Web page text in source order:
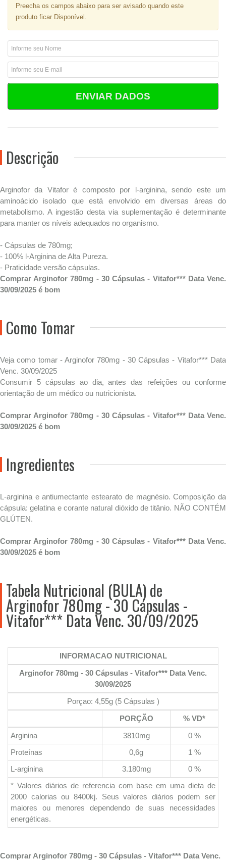
Preecha os campos abaixo para ser avisado quando este
produto ficar Disponível.
ENVIAR DADOS
Descrição
Arginofor da Vitafor é composto por l-arginina, sendo este um
aminoácido isolado que está envolvido em diversas áreas do
metabolismo. A ingestão desta via suplementação é determinante
para manter os níveis adequados no organismo.
- Cápsulas de 780mg;
- 100% l-Arginina de Alta Pureza.
- Praticidade versão cápsulas.
Comprar Arginofor 780mg - 30 Cápsulas - Vitafor*** Data Venc.
30/09/2025 é bom
Como Tomar
Veja como tomar - Arginofor 780mg - 30 Cápsulas - Vitafor*** Data
Venc. 30/09/2025
Consumir 5 cápsulas ao dia, antes das refeições ou conforme
orientação de um médico ou nutricionista.
Comprar Arginofor 780mg - 30 Cápsulas - Vitafor*** Data Venc.
30/09/2025 é bom
Ingredientes
L-arginina e antiumectante estearato de magnésio. Composição da
cápsula: gelatina e corante natural dióxido de titânio. NÃO CONTÉM
GLÚTEN.
Comprar Arginofor 780mg - 30 Cápsulas - Vitafor*** Data Venc.
30/09/2025 é bom
Tabela Nutricional (BULA) de
Arginofor 780mg - 30 Cápsulas -
Vitafor*** Data Venc. 30/09/2025
INFORMACAO NUTRICIONAL
Arginofor 780mg - 30 Cápsulas - Vitafor*** Data Venc.
30/09/2025
Porçao: 4,55g (5 Cápsulas )
PORÇÃO
% VD*
Arginina
3810mg
0 %
Proteínas
0,6g
1 %
L-arginina
3.180mg
0 %
* Valores diários de referencia com base em uma dieta de
2000 calorias ou 8400kj. Seus valores diários podem ser
maiores ou menores dependendo de suas necessidades
energéticas.
Comprar Arginofor 780mg - 30 Cápsulas - Vitafor*** Data Venc.